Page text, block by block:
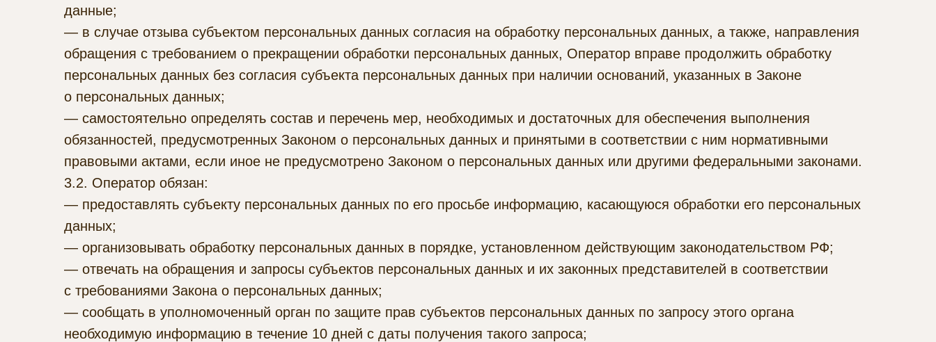
данные;
— в случае отзыва субъектом персональных данных согласия на обработку персональных данных, а также, направления
обращения с требованием о прекращении обработки персональных данных, Оператор вправе продолжить обработку
персональных данных без согласия субъекта персональных данных при наличии оснований, указанных в Законе
о персональных данных;
— самостоятельно определять состав и перечень мер, необходимых и достаточных для обеспечения выполнения
обязанностей, предусмотренных Законом о персональных данных и принятыми в соответствии с ним нормативными
правовыми актами, если иное не предусмотрено Законом о персональных данных или другими федеральными законами.
3.2. Оператор обязан:
— предоставлять субъекту персональных данных по его просьбе информацию, касающуюся обработки его персональных
данных;
— организовывать обработку персональных данных в порядке, установленном действующим законодательством РФ;
— отвечать на обращения и запросы субъектов персональных данных и их законных представителей в соответствии
с требованиями Закона о персональных данных;
— сообщать в уполномоченный орган по защите прав субъектов персональных данных по запросу этого органа
необходимую информацию в течение 10 дней с даты получения такого запроса;